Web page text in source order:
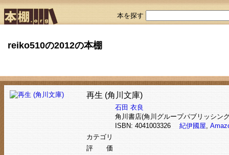
本を探す
reiko510の2012の本棚
再生 (角川文庫)
石田 衣良
角川書店(角川グループパブリッシン
ISBN: 4041003326 紀伊國屋,
カテゴリ
評 価